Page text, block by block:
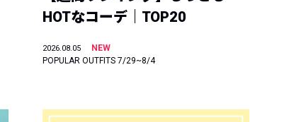
HOTなコーデ｜TOP20
2026.08.05
NEW
POPULAR OUTFITS 7/29~8/4